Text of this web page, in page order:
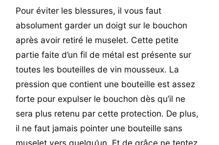
Pour éviter les blessures, il vous faut
absolument garder un doigt sur le bouchon
après avoir retiré le muselet. Cette petite
partie faite d’un fil de métal est présente sur
toutes les bouteilles de vin mousseux. La
pression que contient une bouteille est assez
forte pour expulser le bouchon dès qu’il ne
sera plus retenu par cette protection. De plus,
il ne faut jamais pointer une bouteille sans